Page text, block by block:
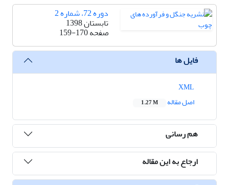
دوره 72، شماره 2
تابستان 1398
صفحه159-170
فایل ها
اصل مقاله
1.27 M
هم رسانی
ارجاع به این مقاله